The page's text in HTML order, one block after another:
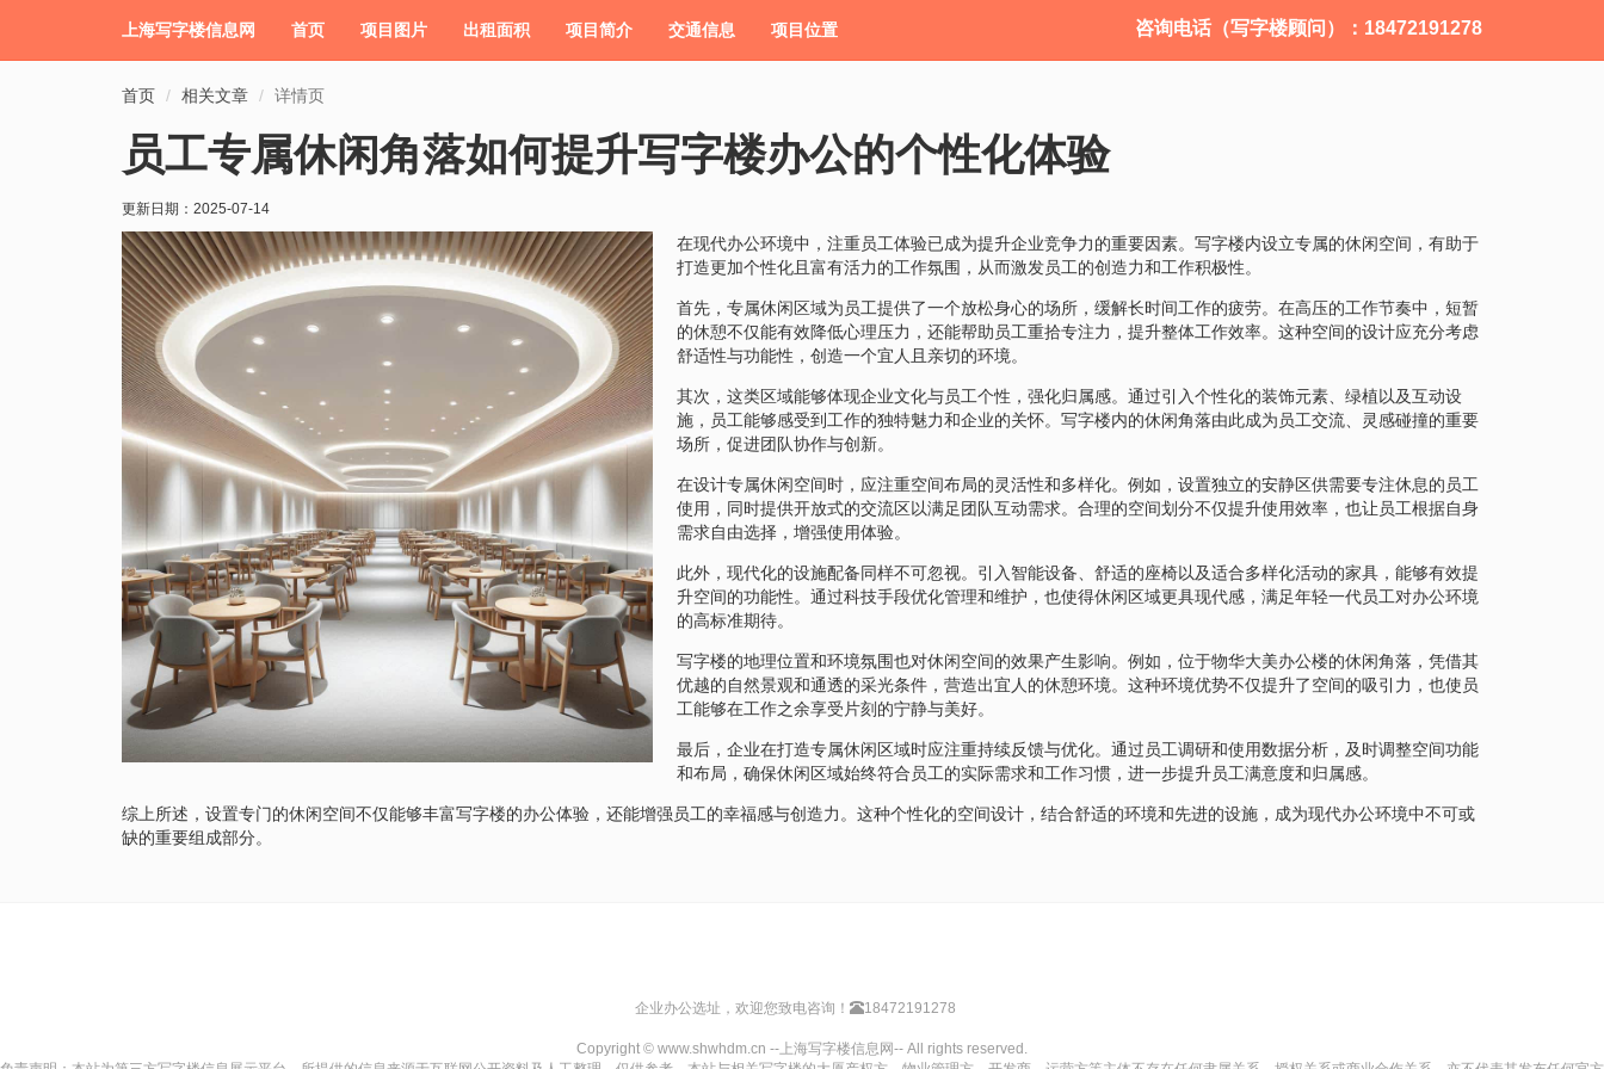
上海写字楼信息网 首页 项目图片 出租面积 项目简介 交通信息 项目位置 咨询电话（写字楼顾问）：18472191278
首页 相关文章 详情页
员工专属休闲角落如何提升写字楼办公的个性化体验
更新日期： 2025-07-14
在现代办公环境中，注重员工体验已成为提升企业竞争力的重要因素。写字楼内设立专属的休闲空间，有助于
打造更加个性化且富有活力的工作氛围，从而激发员工的创造力和工作积极性。
首先，专属休闲区域为员工提供了一个放松身心的场所，缓解长时间工作的疲劳。在高压的工作节奏中，短暂
的休憩不仅能有效降低心理压力，还能帮助员工重拾专注力，提升整体工作效率。这种空间的设计应充分考虑
舒适性与功能性，创造一个宜人且亲切的环境。
其次，这类区域能够体现企业文化与员工个性，强化归属感。通过引入个性化的装饰元素、绿植以及互动设
施，员工能够感受到工作的独特魅力和企业的关怀。写字楼内的休闲角落由此成为员工交流、灵感碰撞的重要
场所，促进团队协作与创新。
在设计专属休闲空间时，应注重空间布局的灵活性和多样化。例如，设置独立的安静区供需要专注休息的员工
使用，同时提供开放式的交流区以满足团队互动需求。合理的空间划分不仅提升使用效率，也让员工根据自身
需求自由选择，增强使用体验。
此外，现代化的设施配备同样不可忽视。引入智能设备、舒适的座椅以及适合多样化活动的家具，能够有效提
升空间的功能性。通过科技手段优化管理和维护，也使得休闲区域更具现代感，满足年轻一代员工对办公环境
的高标准期待。
写字楼的地理位置和环境氛围也对休闲空间的效果产生影响。例如，位于物华大美办公楼的休闲角落，凭借其
优越的自然景观和通透的采光条件，营造出宜人的休憩环境。这种环境优势不仅提升了空间的吸引力，也使员
工能够在工作之余享受片刻的宁静与美好。
最后，企业在打造专属休闲区域时应注重持续反馈与优化。通过员工调研和使用数据分析，及时调整空间功能
和布局，确保休闲区域始终符合员工的实际需求和工作习惯，进一步提升员工满意度和归属感。
综上所述，设置专门的休闲空间不仅能够丰富写字楼的办公体验，还能增强员工的幸福感与创造力。这种个性化的空间设计，结合舒适的环境和先进的设施，成为现代办公环境中不可或
缺的重要组成部分。
企业办公选址，欢迎您致电咨询！ 18472191278
Copyright © www.shwhdm.cn --上海写字楼信息网-- All rights reserved.